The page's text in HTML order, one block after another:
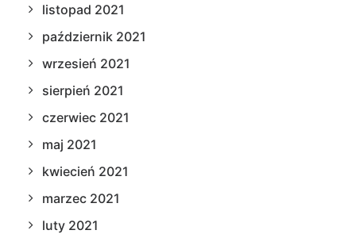
listopad 2021
październik 2021
wrzesień 2021
sierpień 2021
czerwiec 2021
maj 2021
kwiecień 2021
marzec 2021
luty 2021